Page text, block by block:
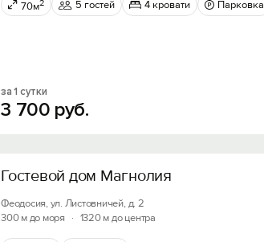
70м2 5 гостей 4 кровати Парковка
за 1 сутки
3 700 руб.
Гостевой дом Магнолия
Феодосия, ул. Листовничей, д. 2
300 м до моря
· 1320 м до центра